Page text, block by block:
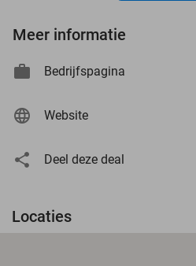
Meer informatie
Bedrijfspagina
Website
Deel deze deal
Locaties